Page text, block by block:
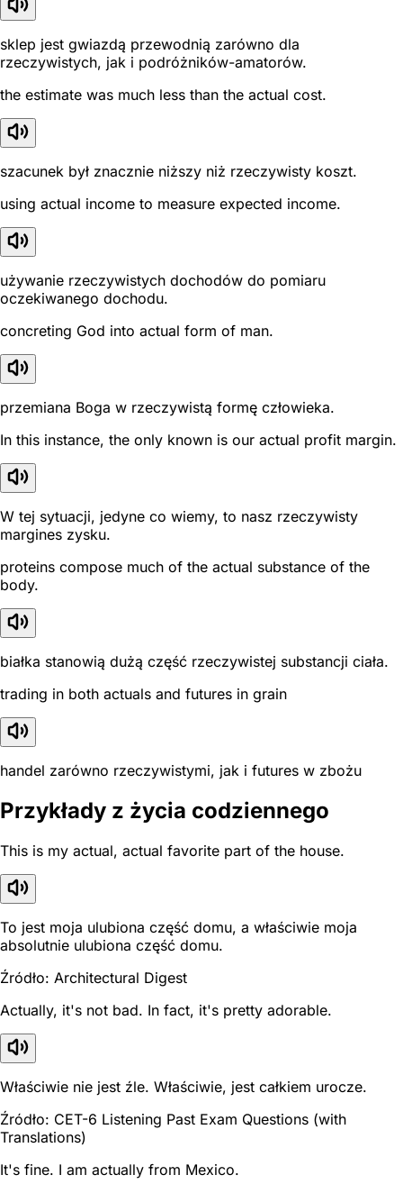
sklep jest gwiazdą przewodnią zarówno dla
rzeczywistych, jak i podróżników-amatorów.
the estimate was much less than the actual cost.
szacunek był znacznie niższy niż rzeczywisty koszt.
using actual income to measure expected income.
używanie rzeczywistych dochodów do pomiaru
oczekiwanego dochodu.
concreting God into actual form of man.
przemiana Boga w rzeczywistą formę człowieka.
In this instance, the only known is our actual profit margin.
W tej sytuacji, jedyne co wiemy, to nasz rzeczywisty
margines zysku.
proteins compose much of the actual substance of the
body.
białka stanowią dużą część rzeczywistej substancji ciała.
trading in both actuals and futures in grain
handel zarówno rzeczywistymi, jak i futures w zbożu
Przykłady z życia codziennego
This is my actual, actual favorite part of the house.
To jest moja ulubiona część domu, a właściwie moja
absolutnie ulubiona część domu.
Źródło: Architectural Digest
Actually, it's not bad. In fact, it's pretty adorable.
Właściwie nie jest źle. Właściwie, jest całkiem urocze.
Źródło: CET-6 Listening Past Exam Questions (with
Translations)
It's fine. I am actually from Mexico.